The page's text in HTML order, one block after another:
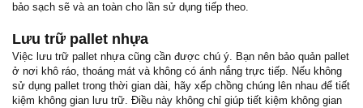
bảo sạch sẽ và an toàn cho lần sử dụng tiếp theo.
Lưu trữ pallet nhựa
Việc lưu trữ pallet nhựa cũng cần được chú ý. Bạn nên bảo quản pallet
ở nơi khô ráo, thoáng mát và không có ánh nắng trực tiếp. Nếu không
sử dụng pallet trong thời gian dài, hãy xếp chồng chúng lên nhau để tiết
kiệm không gian lưu trữ. Điều này không chỉ giúp tiết kiệm không gian